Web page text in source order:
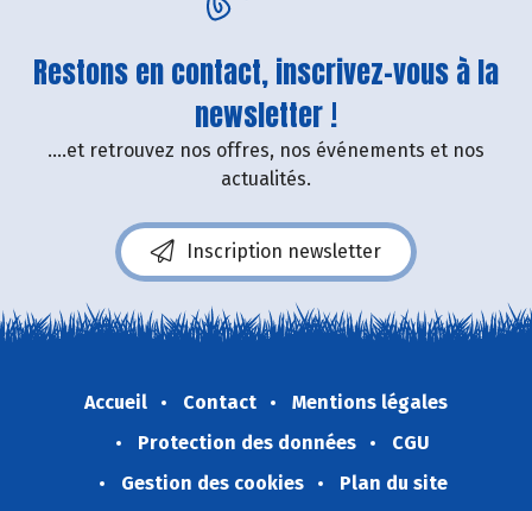
Restons en contact, inscrivez-vous à la
newsletter !
....et retrouvez nos offres, nos événements et nos
actualités.
Inscription newsletter
Accueil Contact
Mentions légales
Protection des données
CGU
Gestion des cookies
Plan du site